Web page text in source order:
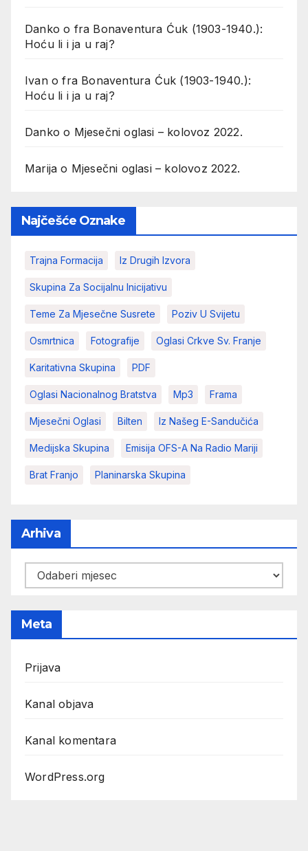
Danko o fra Bonaventura Ćuk (1903-1940.):
Hoću li i ja u raj?
Ivanofra Bonaventura Ćuk (1903-1940.):
Hoću li i ja u raj?
Danko o Mjesečni oglasi – kolovoz 2022.
Marija o Mjesečni oglasi – kolovoz 2022.
Najčešće Oznake
Trajna Formacija Iz Drugih Izvora
Skupina Za Socijalnu Inicijativu
Teme Za Mjesečne Susrete Poziv U Svijetu
Osmrtnica Fotografije Oglasi Crkve Sv. Franje
Karitativna Skupina PDF
Oglasi Nacionalnog Bratstva Mp3 Frama
Mjesečni Oglasi Bilten Iz Našeg E-Sandučića
Medijska Skupina Emisija OFS-A Na Radio Mariji
Brat Franjo Planinarska Skupina
Arhiva
Arhiva
Meta
Prijava
Kanal objava
Kanal komentara
WordPress.org